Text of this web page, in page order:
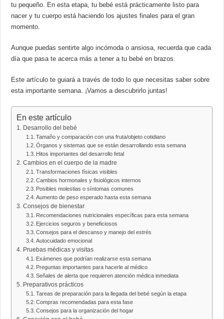
tu pequeño. En esta etapa, tu bebé está prácticamente listo para
nacer y tu cuerpo está haciendo los ajustes finales para el gran
momento.
Aunque puedas sentirte algo incómoda o ansiosa, recuerda que cada
día que pasa te acerca más a tener a tu bebé en brazos.
Este artículo te guiará a través de todo lo que necesitas saber sobre
esta importante semana. ¡Vamos a descubrirlo juntas!
En este artículo
Desarrollo del bebé
Tamaño y comparación con una fruta/objeto cotidiano
Órganos y sistemas que se están desarrollando esta semana
Hitos importantes del desarrollo fetal
Cambios en el cuerpo de la madre
Transformaciones físicas visibles
Cambios hormonales y fisiológicos internos
Posibles molestias o síntomas comunes
Aumento de peso esperado hasta esta semana
Consejos de bienestar
Recomendaciones nutricionales específicas para esta semana
Ejercicios seguros y beneficiosos
Consejos para el descanso y manejo del estrés
Autocuidado emocional
Pruebas médicas y visitas
Exámenes que podrían realizarse esta semana
Preguntas importantes para hacerle al médico
Señales de alerta que requieren atención médica inmediata
Preparativos prácticos
Tareas de preparación para la llegada del bebé según la etapa
Compras recomendadas para esta fase
Consejos para la organización del hogar